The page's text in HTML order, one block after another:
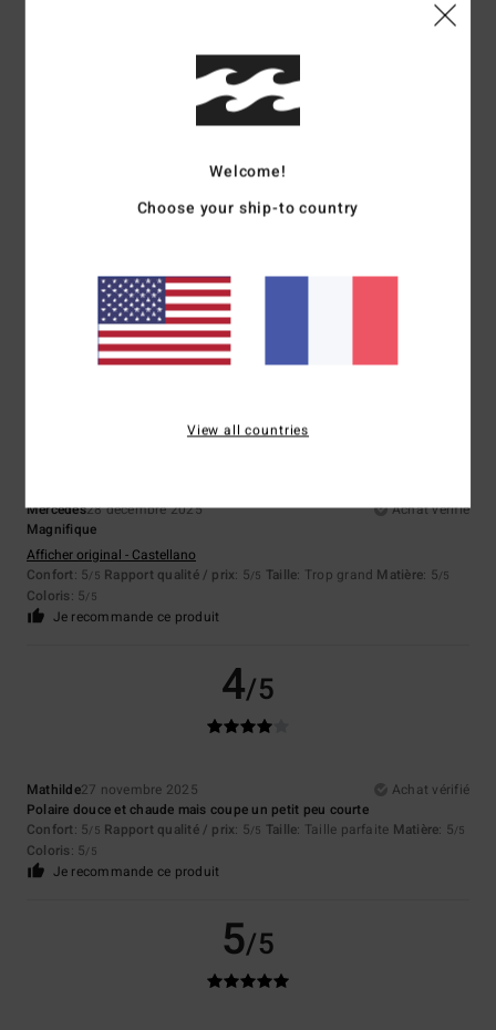
Matière: 5
Je recommande ce produit
5/5
Afficher original - Deutsch
Rapport qualité / prix
Je recommande ce produit
Mercedes28 décembre 2025
Achat vérifié
Magnifique
Afficher original - Castellano
Confort: 5/5 Rapport qualité / prix: 5/5 Taille: Trop grand Matière: 5/5
Coloris: 5/5
Je recommande ce produit
4/5
Mathilde27 novembre 2025
Achat vérifié
Polaire douce et chaude mais coupe un petit peu courte
Confort: 5/5 Rapport qualité / prix: 5/5 Taille: Taille parfaite Matière: 5/5
Coloris: 5/5
Je recommande ce produit
5/5
Welcome!
Choose your ship-to country
View all countries